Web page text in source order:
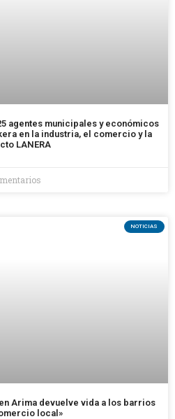
agentes municipales y económicos
en la industria, el comercio y la
LANERA
NOTICIAS
Arima devuelve vida a los barrios
local»